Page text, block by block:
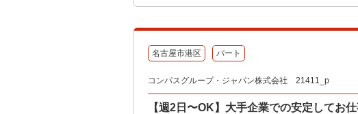
名古屋市港区 パート
コンパスグループ・ジャパン株式会社 21411_p
【週2日〜OK】大手企業での安定してお